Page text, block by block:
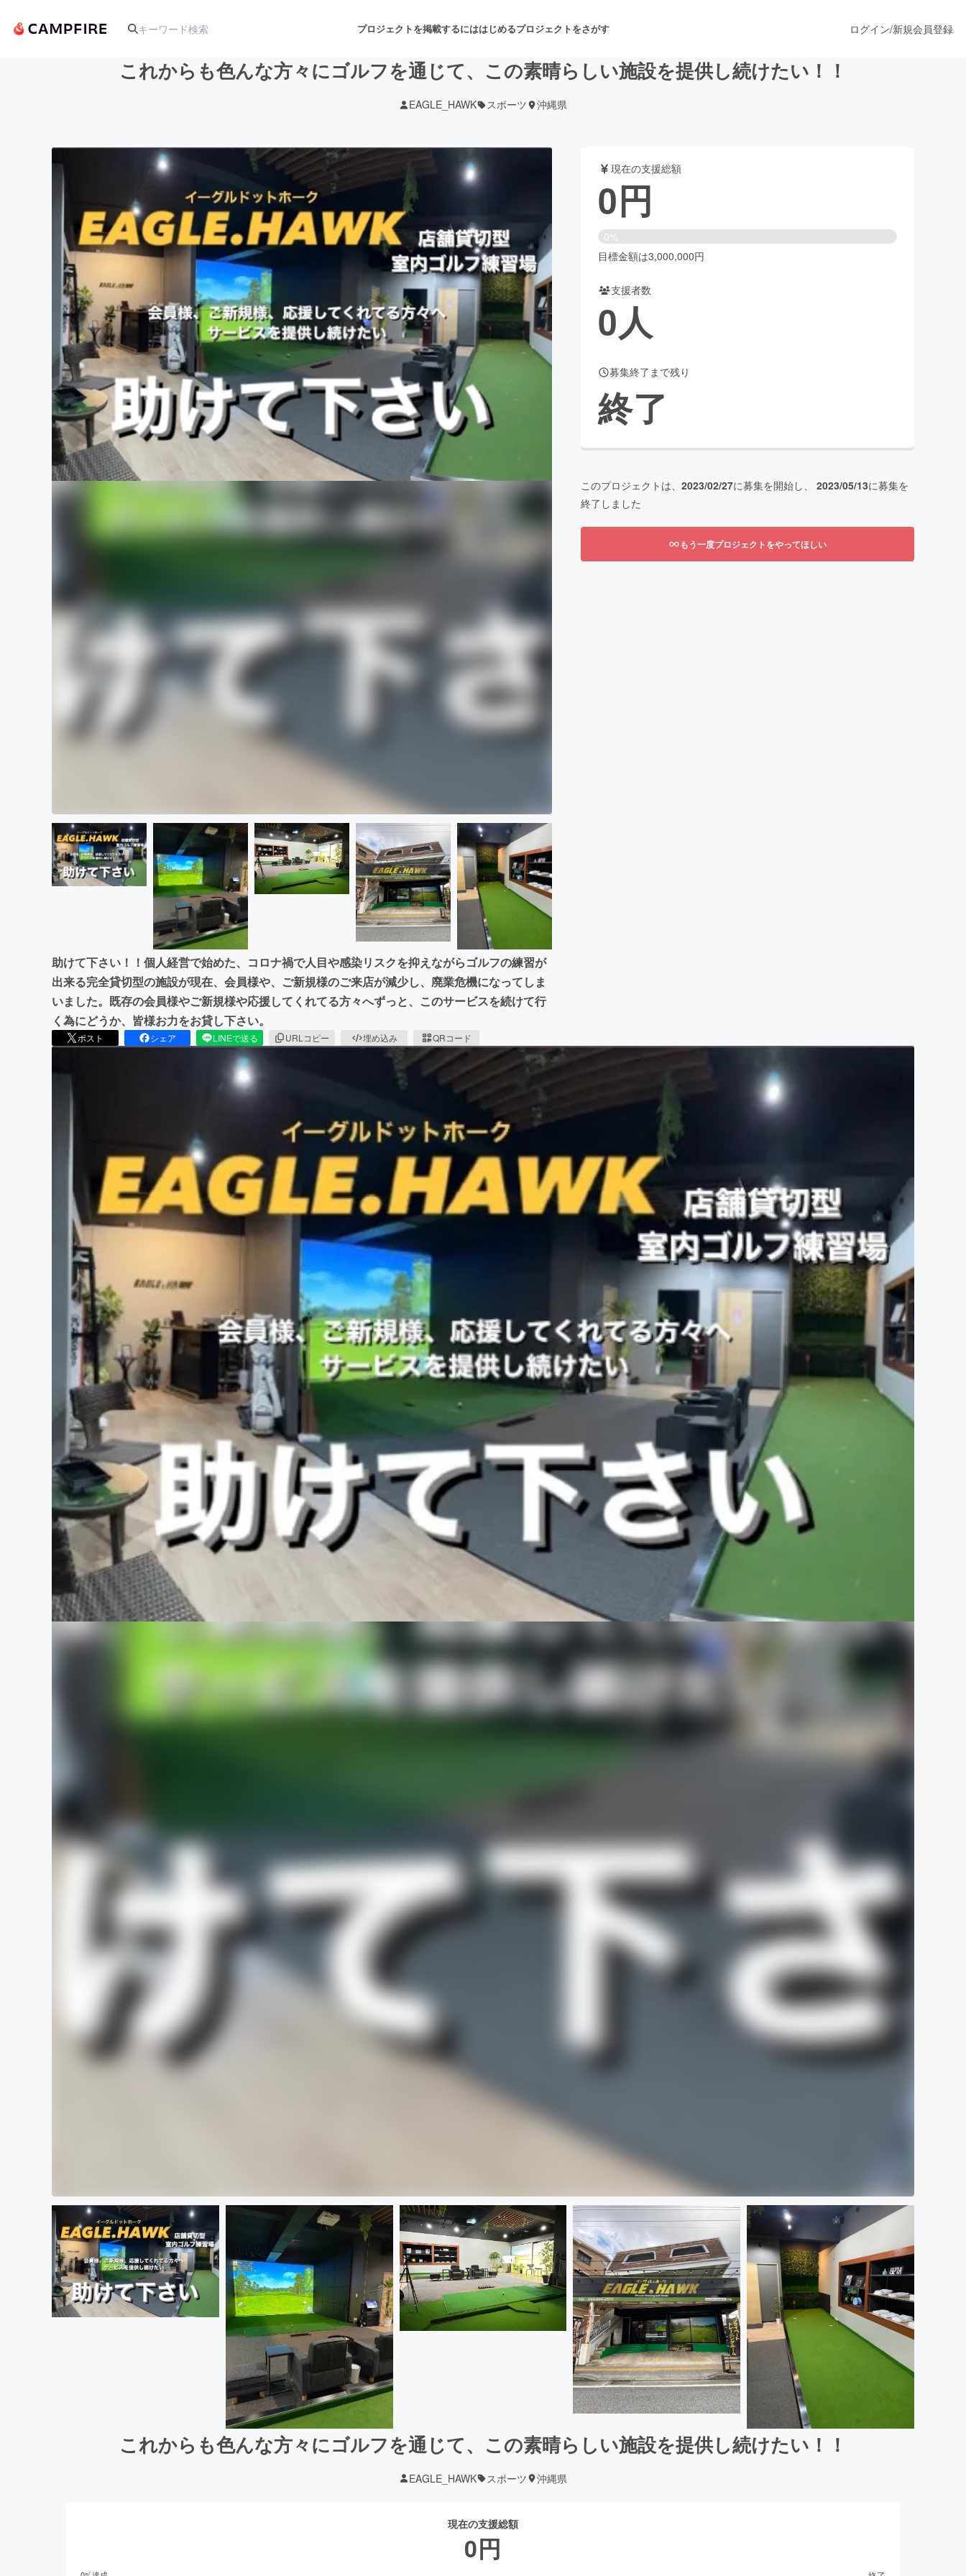
プロジェクトを掲載するにははじめるプロジェクトをさがす
アート・写真 音楽 舞台・パフォーマンス
テクノロジー・ガジェット ゲーム・サービス開発
映像・映画 書籍・雑誌出版 アニメ・漫画
ビジネス・起業 チャレンジ ビューティー・ヘルスケア
まちづくり・地域活性化
CAMPFIRE for Social Good
CAMPFIREふるさと納税machi-ya
ログイン/新規会員登録
これからも色んな方々にゴルフを通じて、この素晴らしい施設を提供し続けたい！！
EAGLE_HAWK スポーツ 沖縄県
助けて下さい！！個人経営で始めた、コロナ禍で人目や感染リスクを抑えながらゴルフの練習が
出来る完全貸切型の施設が現在、会員様や、ご新規様のご来店が減少し、廃業危機になってしま
いました。既存の会員様やご新規様や応援してくれてる方々へずっと、このサービスを続けて行
く為にどうか、皆様お力をお貸し下さい。
ポスト シェア LINEで送る URLコピー 埋め込み QRコード
現在の支援総額
0円
0%
目標金額は3,000,000円
支援者数
0人
募集終了まで残り
終了
このプロジェクトは、 2023/02/27に募集を開始し、 2023/05/13に募集を
終了しました
もう一度プロジェクトをやってほしい
これからも色んな方々にゴルフを通じて、この素晴らしい施設を提供し続けたい！！
EAGLE_HAWK スポーツ 沖縄県
現在の支援総額
0円